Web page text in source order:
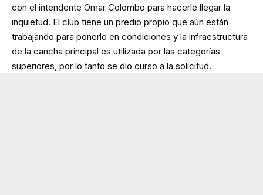
con el intendente Omar Colombo para hacerle llegar la
inquietud. El club tiene un predio propio que aún están
trabajando para ponerlo en condiciones y la infraestructura
de la cancha principal es utilizada por las categorías
superiores, por lo tanto se dio curso a la solicitud.